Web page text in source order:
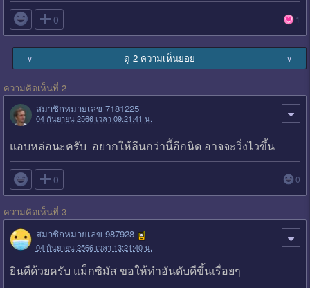
 0 1
∨ ดู 2 ความเห็นย่อย ∨
ความคิดเห็นที่ 2
สมาชิกหมายเลข 7181225
04 กันยายน 2566 เวลา 09:21:41 น.
แอบหล่อนะครับ อยากให้ลีนกว่านี้อีกนิด อาจจะวิ่งไวขึ้น
 0 0
ความคิดเห็นที่ 3
สมาชิกหมายเลข 987928
04 กันยายน 2566 เวลา 13:21:40 น.
ยินดีด้วยครับ แม็กซิมัส ขอให้ทำอันดับดีขึ้นเรื่อยๆ